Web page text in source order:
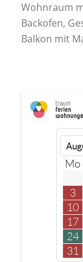
Wohnraum
Backofen,
Balkon mit
Mo
3
10
17
24
31